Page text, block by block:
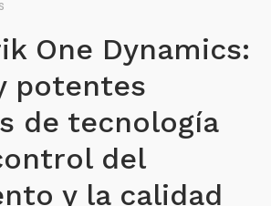
One Dynamics:
potentes
de tecnología
del
y la calidad